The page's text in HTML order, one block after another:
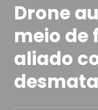
Drone
meio de
aliado